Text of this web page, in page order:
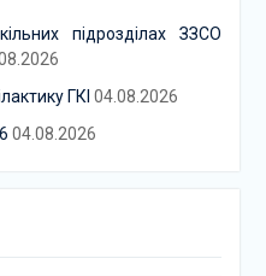
підрозділах ЗЗСО
ГКІ 04.08.2026
04.08.2026